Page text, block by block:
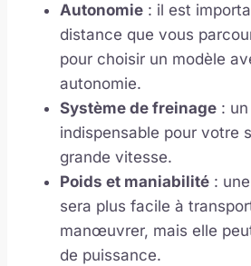
Autonomie : il est
distance que vous
pour choisir un modèle
autonomie.
Système de freinage :
indispensable pour votre
grande vitesse.
Poids et maniabilité :
sera plus facile à
manœuvrer, mais elle
de puissance.